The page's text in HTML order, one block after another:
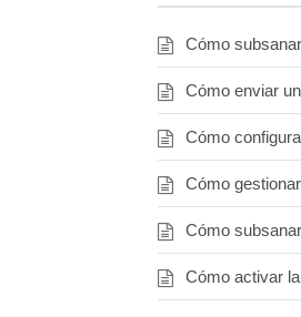
Cómo
Cómo enviar
Cómo
Cómo
Cómo
Cómo activar